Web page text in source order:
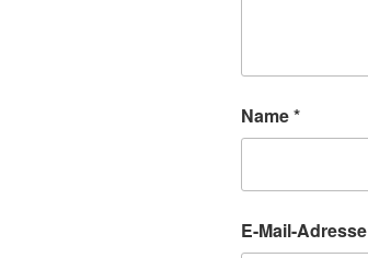
Name*
E-Mail-Adresse